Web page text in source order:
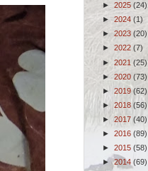
► 2025 (24)
► 2024 (1)
► 2023 (20)
► 2022 (7)
► 2021 (25)
► 2020 (73)
► 2019(62)
► 2018(56)
► 2017 (40)
► 2016 (89)
► 2015 (58)
►2014 (69)